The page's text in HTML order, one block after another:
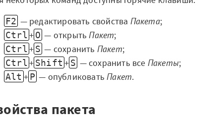
F2 — редактировать свойства Пакета;
Ctrl +O — открытьПакет;
Ctrl +S — сохранить Пакет;
Ctrl +Shift +S — сохранить все Пакеты;
Alt +P — опубликоватьПакет.
пакета